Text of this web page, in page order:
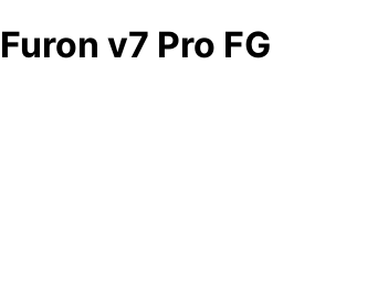
Furon v7 Pro FG